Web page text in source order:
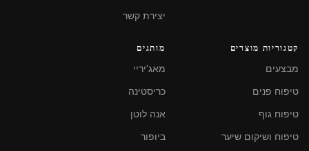
יצירת קשר
קטגוריות מוצרים
מבצעים
טיפוח פנים
טיפוח גוף
טיפוח ושיקום שיער
מותגים
מאג'יריי
כריסטינה
אנה לוטן
ביופור